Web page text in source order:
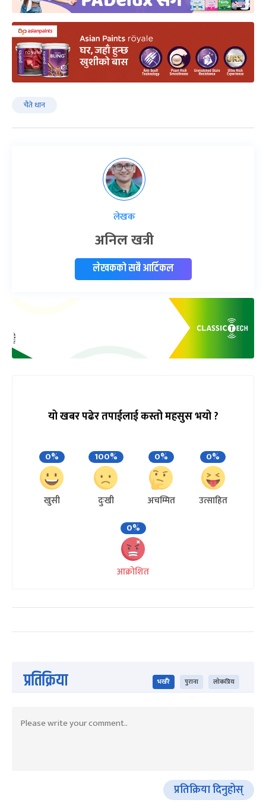
चैते धान
लेखक
अनिल खत्री
लेखकको सबै आर्टिकल
यो खबर पढेर तपाईलाई कस्तो महसुस भयो ?
0%
खुसी
100%
दुःखी
0%
अचम्मित
0%
उत्साहित
0%
आक्रोशित
प्रतिक्रिया भर्खरै पुराना लोकप्रिय
प्रतिक्रिया दिनुहोस्